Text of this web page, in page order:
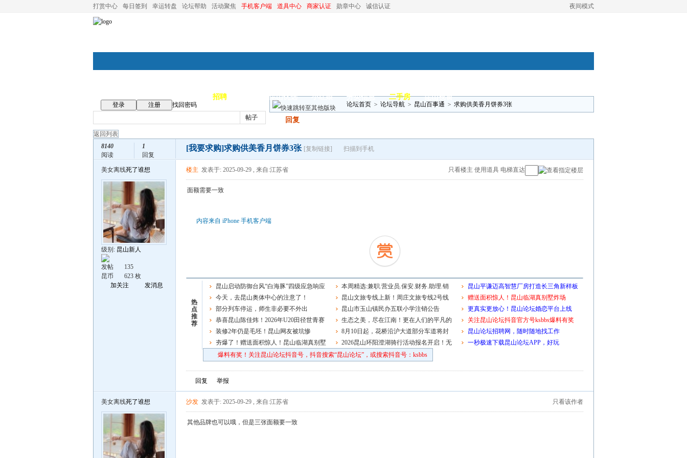
夜间模式
打赏中心 每日签到 幸运转盘 论坛帮助 活动聚焦 手机客户端 道具中心 商家认证 勋章中心 诚信认证
招聘 昆山优选 小红娘 分类信息 二手房 昆山视窗
登录 注册
找回密码
帖子
论坛首页 > 论坛导航 > 昆山百事通 > 求购供美香月饼券3张
回复
返回列表
8140
阅读
1
回复
[我要求购]求购供美香月饼券3张 [复制链接] 扫描到手机
美女离线死了谁想
级别: 昆山新人
发帖
135
昆币
623 枚
加关注
发消息
只看楼主 使用道具 电梯直达
楼主 发表于: 2025-09-29 , 来自:江苏省
面额需要一致
内容来自 iPhone 手机客户端
热
点
推
荐
昆山启动防御台风“白海豚”四级应急响应
今天，去昆山奥体中心的注意了！
部分列车停运，师生非必要不外出
恭喜昆山陈佳炜！2026年U20田径世青赛
男子链球决赛夺冠
装修2年仍是毛坯！昆山网友被坑惨
夯爆了！赠送面积惊人！昆山临湖真别墅
炸场
本周精选:兼职.营业员.保安.财务.助理.销
售.品管主管.钳工.学徒.电工.前台.老师~
昆山文旅专线上新！周庄文旅专线2号线
正式开通运营
昆山市玉山镇民办五联小学注销公告
生态之美，尽在江南！更在人们的平凡的
日常中
8月10日起，花桥沿沪大道部分车道将封
闭施工，双向通行照常
2026昆山环阳澄湖骑行活动报名开启！无
车日，趣骑行！
昆山平谦迈高智慧厂房打造长三角新样板
赠送面积惊人！昆山临湖真别墅炸场
更真实更放心！昆山论坛婚恋平台上线
关注昆山论坛抖音官方号ksbbs爆料有奖
昆山论坛招聘网，随时随地找工作
一秒极速下载昆山论坛APP，好玩
爆料有奖！关注昆山论坛抖音号，抖音搜索“昆山论坛”，或搜索抖音号：ksbbs
回复 举报
美女离线死了谁想 只看该作者
沙发 发表于: 2025-09-29 , 来自:江苏省
其他品牌也可以哦，但是三张面额要一致